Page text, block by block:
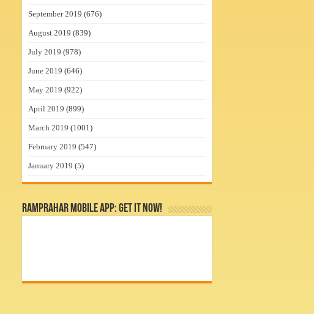
September 2019 (676)
August 2019 (839)
July 2019 (978)
June 2019 (646)
May 2019 (922)
April 2019 (899)
March 2019 (1001)
February 2019 (547)
January 2019 (5)
RamPrahar Mobile App: Get it Now!